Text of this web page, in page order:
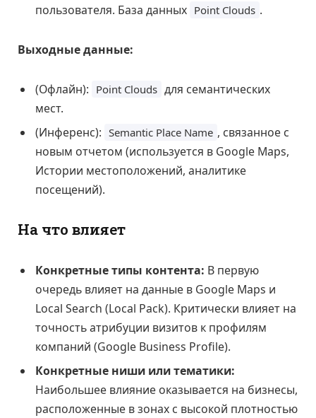
пользователя. База данных Point Clouds .
Выходные данные:
(Офлайн): Point Clouds для семантических
мест.
(Инференс): Semantic Place Name , связанное с
новым отчетом (используется в Google Maps,
Истории местоположений, аналитике
посещений).
На что влияет
Конкретные типы контента: В первую
очередь влияет на данные в Google Maps и
Local Search (Local Pack). Критически влияет на
точность атрибуции визитов к профилям
компаний (Google Business Profile).
Конкретные ниши или тематики:
Наибольшее влияние оказывается на бизнесы,
расположенные в зонах с высокой плотностью